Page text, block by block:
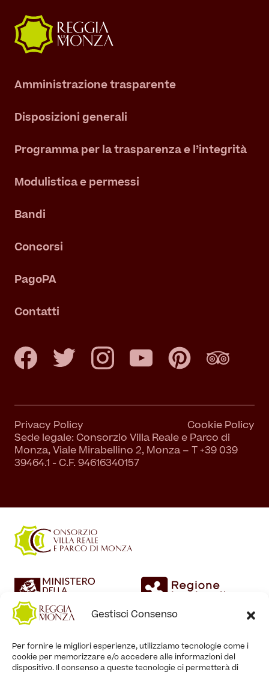
Gestisci Consenso
Per fornire le migliori esperienze, utilizziamo tecnologie come i
cookie per memorizzare e/o accedere alle informazioni del
dispositivo. Il consenso a queste tecnologie ci permetterà di
Amministrazione trasparente
Disposizioni generali
Programma per la trasparenza e l’integrità
Modulistica e permessi
Bandi
Concorsi
PagoPA
Contatti
Privacy Policy
Cookie Policy
Sede legale: Consorzio Villa Reale e Parco di
Monza, Viale Mirabellino 2, Monza – T +39 039
39464.1 - C.F. 94616340157